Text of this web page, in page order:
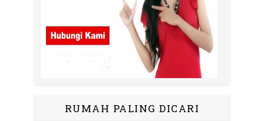
RUMAH PALING DICARI